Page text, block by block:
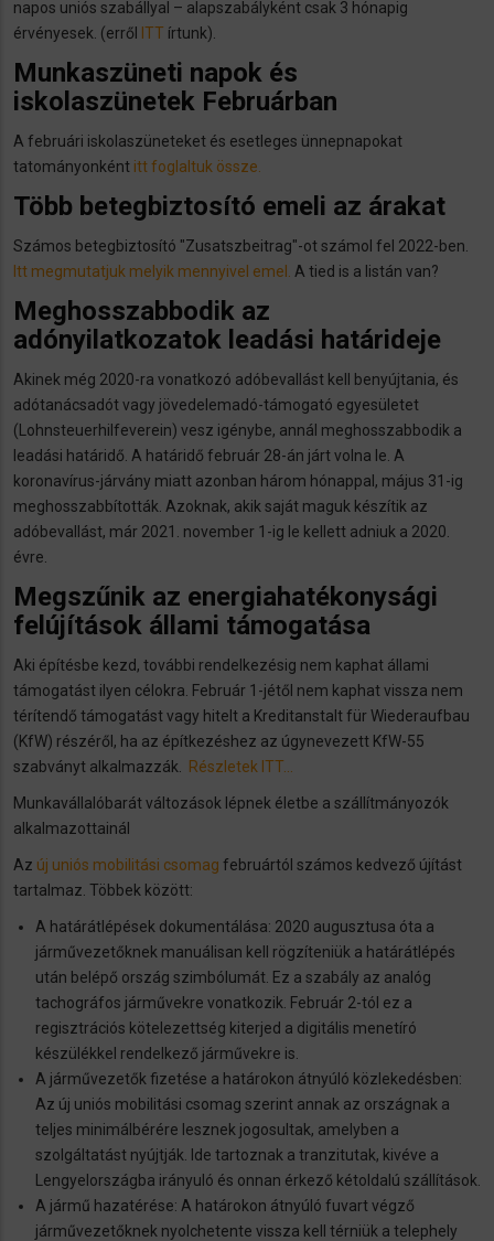
napos uniós szabállyal – alapszabályként csak 3 hónapig
érvényesek. (erről
ITT írtunk).
Munkaszüneti napok és
iskolaszünetek Februárban
A februári iskolaszüneteket és esetleges ünnepnapokat
tatományonként itt foglaltuk össze.
Több betegbiztosító emeli az árakat
Számos betegbiztosító "Zusatszbeitrag"-ot számol fel 2022-ben.
Itt megmutatjuk melyik mennyivel emel. A tied is a listán van?
Meghosszabbodik az
adónyilatkozatok leadási határideje
Akinek még 2020-ra vonatkozó adóbevallást kell benyújtania, és
adótanácsadót vagy jövedelemadó-támogató egyesületet
(Lohnsteuerhilfeverein) vesz igénybe, annál meghosszabbodik a
leadási határidő. A határidő február 28-án járt volna le. A
koronavírus-járvány miatt azonban három hónappal, május 31-ig
meghosszabbították. Azoknak, akik saját maguk készítik az
adóbevallást, már 2021. november 1-ig le kellett adniuk a 2020.
évre.
Megszűnik az energiahatékonysági
felújítások állami támogatása
Aki építésbe kezd, további rendelkezésig nem kaphat állami
támogatást ilyen célokra. Február 1-jétől nem kaphat vissza nem
térítendő támogatást vagy hitelt a Kreditanstalt für Wiederaufbau
(KfW) részéről, ha az építkezéshez az úgynevezett KfW-55
szabványt alkalmazzák.
Részletek ITT...
Munkavállalóbarát változások lépnek életbe a szállítmányozók
alkalmazottainál
Az új uniós mobilitási csomag februártól számos kedvező újítást
tartalmaz. Többek között:
A határátlépések dokumentálása: 2020 augusztusa óta a
járművezetőknek manuálisan kell rögzíteniük a határátlépés
után belépő ország szimbólumát. Ez a szabály az analóg
tachográfos járművekre vonatkozik. Február 2-tól ez a
regisztrációs kötelezettség kiterjed a digitális menetíró
készülékkel rendelkező járművekre is.
A járművezetők fizetése a határokon átnyúló közlekedésben:
Az új uniós mobilitási csomag szerint annak az országnak a
teljes minimálbérére lesznek jogosultak, amelyben a
szolgáltatást nyújtják. Ide tartoznak a tranzitutak, kivéve a
Lengyelországba irányuló és onnan érkező kétoldalú szállítások.
A jármű hazatérése: A határokon átnyúló fuvart végző
járművezetőknek nyolchetente vissza kell térniük a telephely